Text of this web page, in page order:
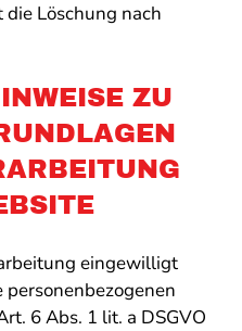
Löschung nach
ZU
eingewilligt
6 Abs. 1 lit. a DSGVO